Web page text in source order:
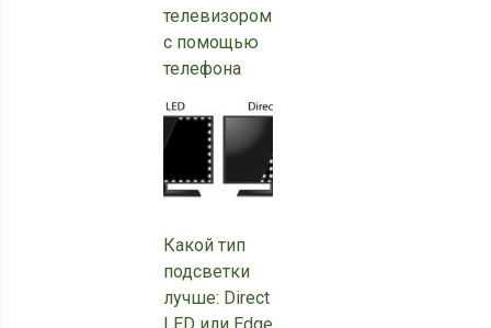
телевизором
с помощью
телефона
Какой тип
подсветки
лучше: Direct
LED или Edge